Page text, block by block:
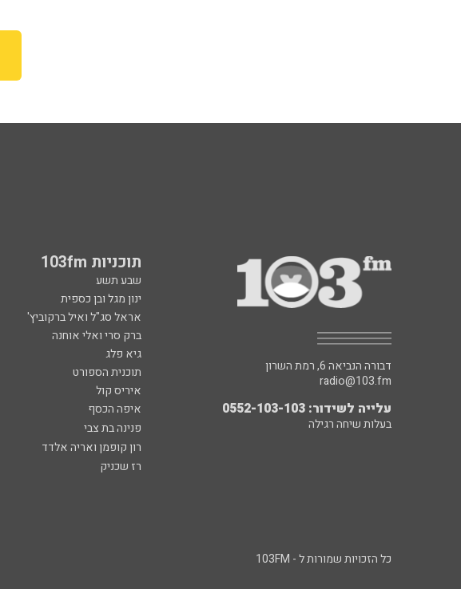
תוכניות 103fm
שבע תשע
ינון מגל ובן כספית
אראל סג"ל ואיל ברקוביץ'
ברק סרי ואלי אוחנה
גיא פלג
תוכנית הספורט
איריס קול
איפה הכסף
פנינה בת צבי
רון קופמן ואריה אלדד
רז שכניק
דבורה הנביאה 6, רמת השרון
radio@103.fm
עלייה לשידור: 0552-103-103
בעלות שיחה רגילה
כל הזכויות שמורות ל - 103FM